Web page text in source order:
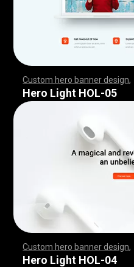
Custom hero banner design
,,,,,,,,,,,,,,,,,,,,,,,,,,,,,,
,,,,,,,,,,,,,,,,,,,,,,,,,,,,,,
Hero Light HOL-05
Custom hero banner design
,,,,,,,,,,,,,,,,,,,,,,,,,,,,,,
,,,,,,,,,,,,,,,,,,,,,,,,,,,,,,
Hero Light HOL-04